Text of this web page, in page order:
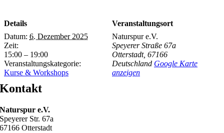
Details
Datum: 6. Dezember 2025
Zeit:
15:00 – 19:00
Veranstaltungskategorie:
Kurse & Workshops
Veranstaltungsort
Naturspur e.V.
Speyerer Straße 67a
Otterstadt, 67166
Deutschland Google Karte
anzeigen
Kontakt
Naturspur e.V.
Speyerer Str. 67a
67166 Otterstadt